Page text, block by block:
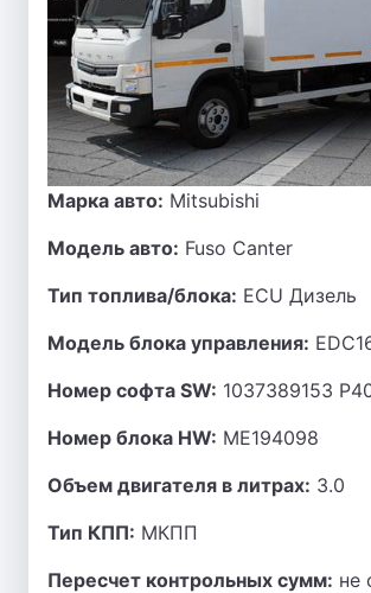
Марка авто: Mitsubishi
Модель авто: Fuso Canter
Тип топлива/блока: ECU Дизель
Модель блока управления:
Номер софта SW: 1037389153
Номер блока HW: ME194098
Объем двигателя в литрах: 3.0
Тип КПП: МКПП
Пересчет контрольных сумм: не